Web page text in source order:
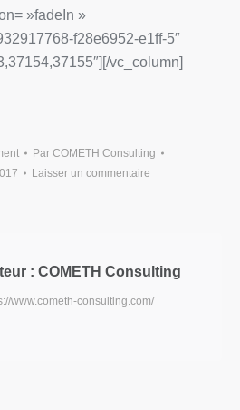
»fadeIn »
f28e6952-e1ff-5″
vc_column]
Par COMETH Consulting
Laisser un commentaire
: COMETH Consulting
www.cometh-consulting.com/